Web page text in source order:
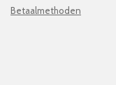
Betaalmethoden